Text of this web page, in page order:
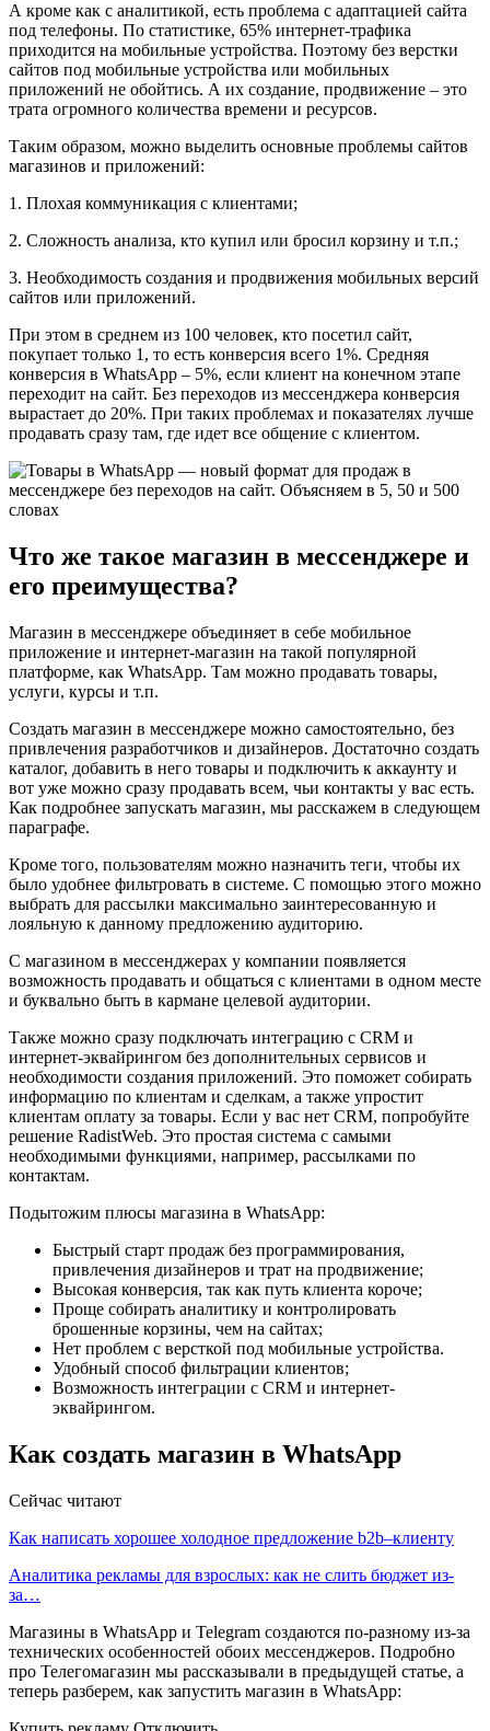
А кроме как с аналитикой, есть проблема с адаптацией сайта
под телефоны. По статистике, 65% интернет-трафика
приходится на мобильные устройства. Поэтому без верстки
сайтов под мобильные устройства или мобильных
приложений не обойтись. А их создание, продвижение – это
трата огромного количества времени и ресурсов.
Таким образом, можно выделить основные проблемы сайтов
магазинов и приложений:
1. Плохая коммуникация с клиентами;
2. Сложность анализа, кто купил или бросил корзину и т.п.;
3. Необходимость создания и продвижения мобильных версий
сайтов или приложений.
При этом в среднем из 100 человек, кто посетил сайт,
покупает только 1, то есть конверсия всего 1%. Средняя
конверсия в WhatsApp – 5%, если клиент на конечном этапе
переходит на сайт. Без переходов из мессенджера конверсия
вырастает до 20%. При таких проблемах и показателях лучше
продавать сразу там, где идет все общение с клиентом.
Что же такое магазин в мессенджере и
его преимущества?
Магазин в мессенджере объединяет в себе мобильное
приложение и интернет-магазин на такой популярной
платформе, как WhatsApp. Там можно продавать товары,
услуги, курсы и т.п.
Создать магазин в мессенджере можно самостоятельно, без
привлечения разработчиков и дизайнеров. Достаточно создать
каталог, добавить в него товары и подключить к аккаунту и
вот уже можно сразу продавать всем, чьи контакты у вас есть.
Как подробнее запускать магазин, мы расскажем в следующем
параграфе.
Кроме того, пользователям можно назначить теги, чтобы их
было удобнее фильтровать в системе. С помощью этого можно
выбрать для рассылки максимально заинтересованную и
лояльную к данному предложению аудиторию.
С магазином в мессенджерах у компании появляется
возможность продавать и общаться с клиентами в одном месте
и буквально быть в кармане целевой аудитории.
Также можно сразу подключать интеграцию с CRM и
интернет-эквайрингом без дополнительных сервисов и
необходимости создания приложений. Это поможет собирать
информацию по клиентам и сделкам, а также упростит
клиентам оплату за товары. Если у вас нет CRM, попробуйте
решение RadistWeb. Это простая система с самыми
необходимыми функциями, например, рассылками по
контактам.
Подытожим плюсы магазина в WhatsApp:
Быстрый старт продаж без программирования,
привлечения дизайнеров и трат на продвижение;
Высокая конверсия, так как путь клиента короче;
Проще собирать аналитику и контролировать
брошенные корзины, чем на сайтах;
Нет проблем с версткой под мобильные устройства.
Удобный способ фильтрации клиентов;
Возможность интеграции с CRM и интернет-
эквайрингом.
Как создать магазин в WhatsApp
Сейчас читают
Как написать хорошее холодное предложение b2b–клиенту
Аналитика рекламы для взрослых: как не слить бюджет из-
за…
Магазины в WhatsApp и Telegram создаются по-разному из-за
технических особенностей обоих мессенджеров. Подробно
про Телегомагазин мы рассказывали в предыдущей статье, а
теперь разберем, как запустить магазин в WhatsApp: